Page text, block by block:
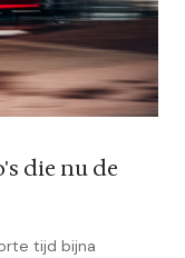
die nu de
tijd bijna